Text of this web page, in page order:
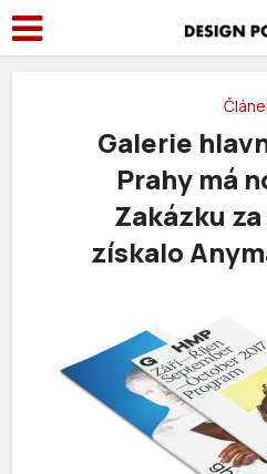
Galerie
Prahy má
Zakázku
získalo